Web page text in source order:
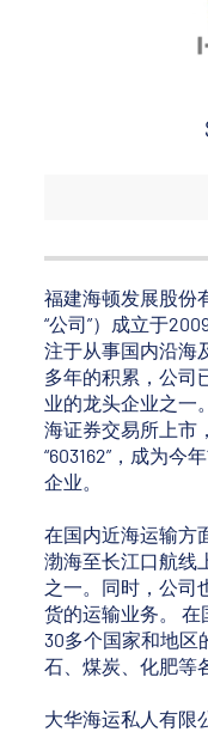
福建海顿发展股份
“公司”）成立于
注于从事国内沿海
多年的积累，公司
业的龙头企业之一
海证券交易所上市
“603162”，成为今
企业。
在国内近海运输方
渤海至长江口航线
之一。同时，公司
货的运输业务。
30多个国家和地区
石、煤炭、化肥等
大华海运私人有限